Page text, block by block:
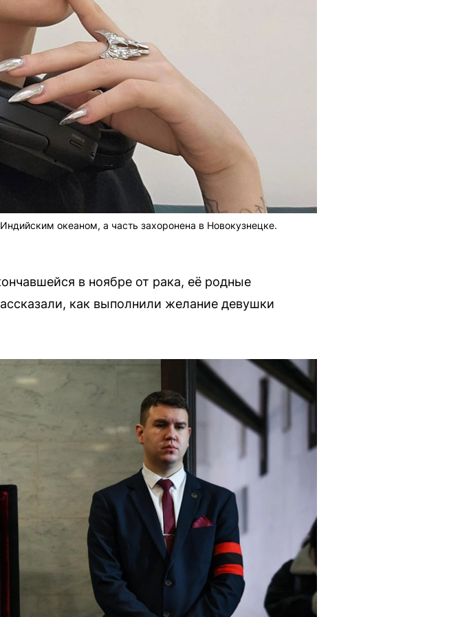
океаном, а часть захоронена в Новокузнецке.
в ноябре от рака, её родные
как выполнили желание девушки